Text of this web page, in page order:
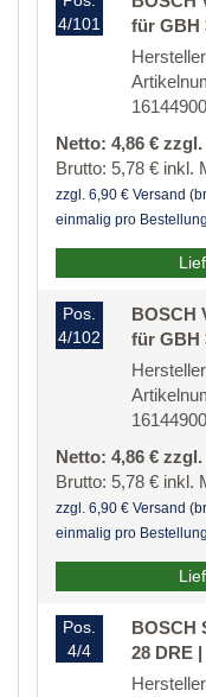
4/101
für GBH
Netto: 4,86 €
Brutto: 5,78 € inkl.
zzgl. 6,90 € Versand
einmalig pro Bestellung
Pos.
4/102
BOSCH
für GBH
Netto: 4,86 €
Brutto: 5,78 € inkl.
zzgl. 6,90 € Versand
einmalig pro Bestellung
Pos.
4/4
BOSCH
28 DRE |